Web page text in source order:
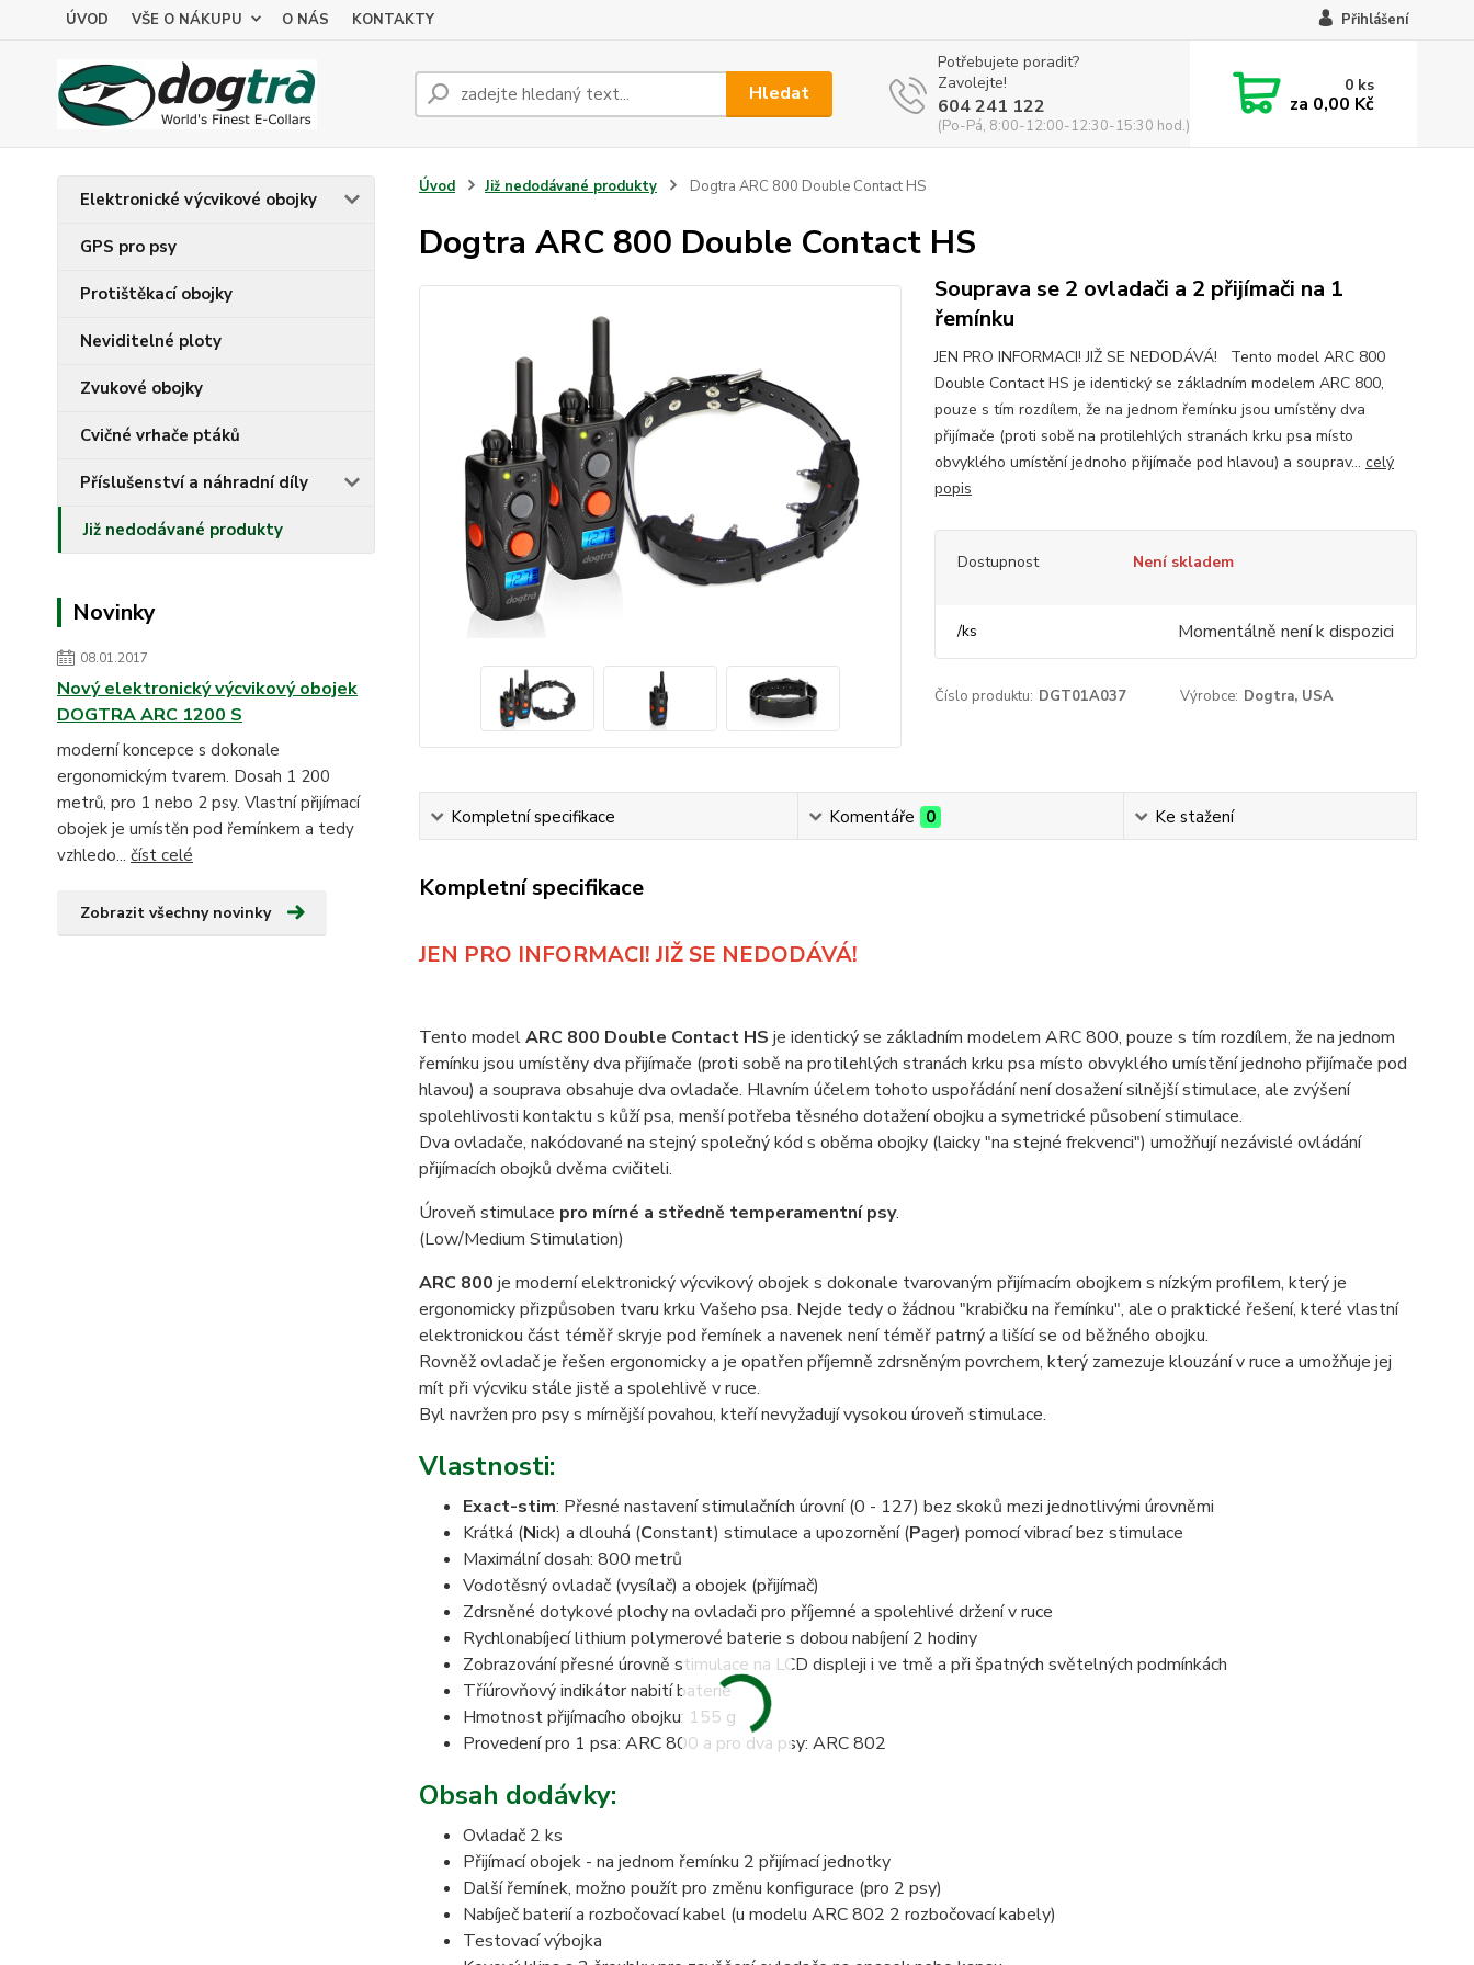
ÚVOD VŠE O NÁKUPU O NÁS KONTAKTY Přihlášení
Hledat
Potřebujete poradit?
Zavolejte!
604 241 122
(Po-Pá, 8:00-12:00-12:30-15:30 hod.)
0 ks
za 0,00 Kč
Elektronické výcvikové obojky
GPS pro psy
Protištěkací obojky
Neviditelné ploty
Zvukové obojky
Cvičné vrhače ptáků
Příslušenství a náhradní díly
Již nedodávané produkty
Novinky
08.01.2017
Nový elektronický výcvikový obojek
DOGTRA ARC 1200 S
moderní koncepce s dokonale
ergonomickým tvarem. Dosah 1 200
metrů, pro 1 nebo 2 psy. Vlastní přijímací
obojek je umístěn pod řemínkem a tedy
vzhledo... číst celé
Zobrazit všechny novinky
Úvod Již nedodávané produkty Dogtra ARC 800 Double Contact HS
Dogtra ARC 800 Double Contact HS
Souprava se 2 ovladači a 2 přijímači na 1
řemínku
JEN PRO INFORMACI! JIŽ SE NEDODÁVÁ! Tento model ARC 800
Double Contact HS je identický se základním modelem ARC 800,
pouze s tím rozdílem, že na jednom řemínku jsou umístěny dva
přijímače (proti sobě na protilehlých stranách krku psa místo
obvyklého umístění jednoho přijímače pod hlavou) a souprav... celý
popis
Dostupnost Není skladem
/ks Momentálně není k dispozici
Číslo produktu: DGT01A037 Výrobce: Dogtra, USA
Kompletní specifikace Komentáře 0 Ke stažení
Kompletní specifikace
JEN PRO INFORMACI! JIŽ SE NEDODÁVÁ!
Tento modelARC 800 Double Contact HS je identický se základním modelem ARC 800, pouze s tím rozdílem, že na jednom
řemínku jsou umístěny dva přijímače (proti sobě na protilehlých stranách krku psa místo obvyklého umístění jednoho přijímače pod
hlavou) a souprava obsahuje dva ovladače. Hlavním účelem tohoto uspořádání není dosažení silnější stimulace, ale zvýšení
spolehlivosti kontaktu s kůží psa, menší potřeba těsného dotažení obojku a symetrické působení stimulace.
Dva ovladače, nakódované na stejný společný kód s oběma obojky (laicky "na stejné frekvenci") umožňují nezávislé ovládání
přijímacích obojků dvěma cvičiteli.
Úroveň stimulace pro mírné a středně temperamentní psy.
(Low/Medium Stimulation)
ARC 800 je moderní elektronický výcvikový obojek s dokonale tvarovaným přijímacím obojkem s nízkým profilem, který je
ergonomicky přizpůsoben tvaru krku Vašeho psa. Nejde tedy o žádnou "krabičku na řemínku", ale o praktické řešení, které vlastní
elektronickou část téměř skryje pod řemínek a navenek není téměř patrný a lišící se od běžného obojku.
Rovněž ovladač je řešen ergonomicky a je opatřen příjemně zdrsněným povrchem, který zamezuje klouzání v ruce a umožňuje jej
mít při výcviku stále jistě a spolehlivě v ruce.
Byl navržen pro psy s mírnější povahou, kteří nevyžadují vysokou úroveň stimulace.
Vlastnosti:
Exact-stim: Přesné nastavení stimulačních úrovní (0 - 127) bez skoků mezi jednotlivými úrovněmi
Krátká (Nick) a dlouhá (Constant) stimulace a upozornění (Pager) pomocí vibrací bez stimulace
Maximální dosah: 800 metrů
Vodotěsný ovladač (vysílač) a obojek (přijímač)
Zdrsněné dotykové plochy na ovladači pro příjemné a spolehlivé držení v ruce
Rychlonabíjecí lithium polymerové baterie s dobou nabíjení 2 hodiny
Zobrazování přesné úrovně stimulace na LCD displeji i ve tmě a při špatných světelných podmínkách
Tříúrovňový indikátor nabití baterie
Hmotnost přijímacího obojku: 155 g
Provedení pro 1 psa: ARC 800 a pro dva psy: ARC 802
Obsah dodávky:
Ovladač 2 ks
Přijímací obojek - na jednom řemínku 2 přijímací jednotky
Další řemínek, možno použít pro změnu konfigurace (pro 2 psy)
Nabíječ baterií a rozbočovací kabel (u modelu ARC 802 2 rozbočovací kabely)
Testovací výbojka